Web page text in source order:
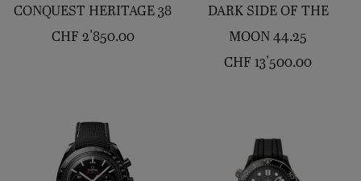
CONQUEST HERITAGE 38
CHF 2'850.00
DARK SIDE OF THE
MOON 44.25
CHF 13'500.00